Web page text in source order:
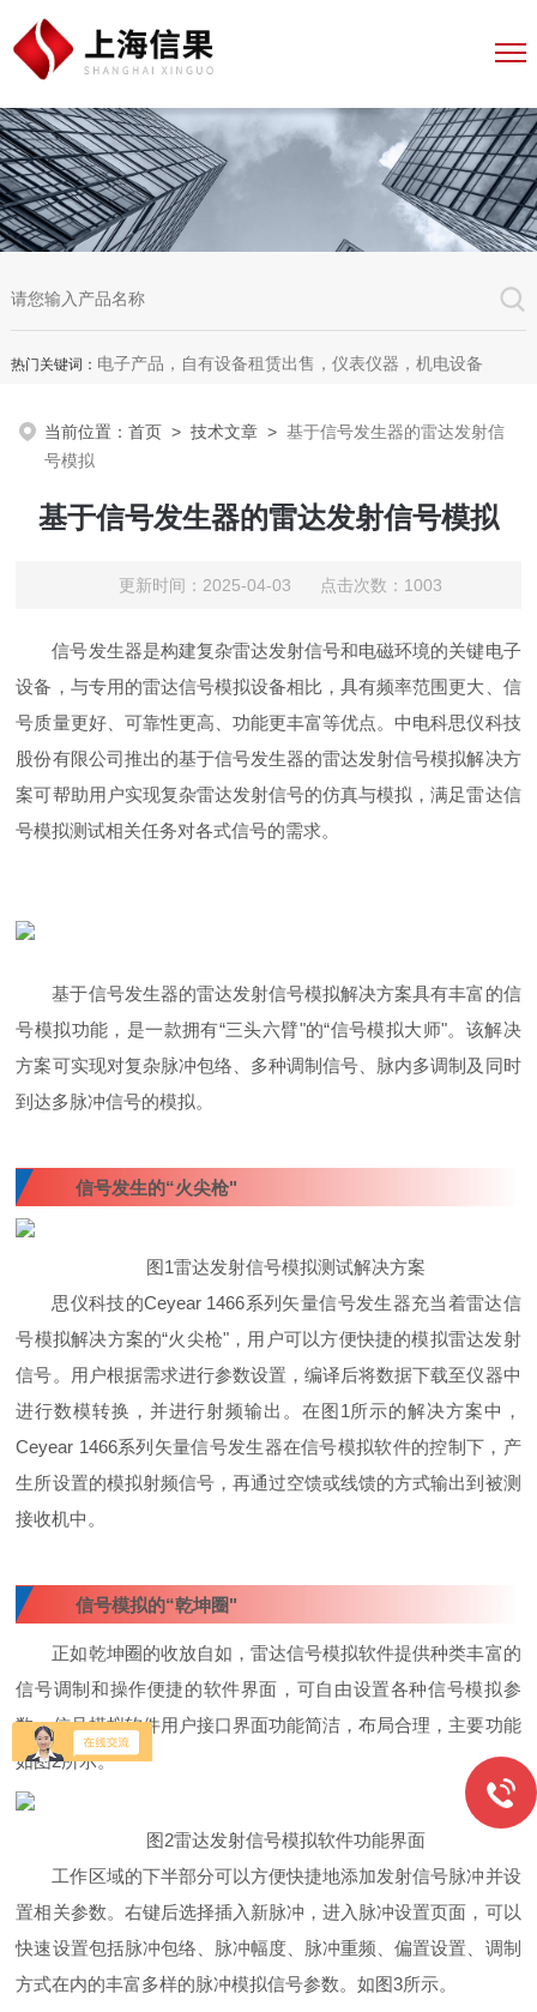
热门关键词： 电子产品，自有设备租赁出售，仪表仪器，机电设备
当前位置：首页 >技术文章 >基于信号发生器的雷达发射信
号模拟
基于信号发生器的雷达发射信号模拟
更新时间：2025-04-03 点击次数：1003
信号发生器是构建复杂雷达发射信号和电磁环境的关键电子
设备，与专用的雷达信号模拟设备相比，具有频率范围更大、信
号质量更好、可靠性更高、功能更丰富等优点。中电科思仪科技
股份有限公司推出的基于信号发生器的雷达发射信号模拟解决方
案可帮助用户实现复杂雷达发射信号的仿真与模拟，满足雷达信
号模拟测试相关任务对各式信号的需求。
基于信号发生器的雷达发射信号模拟解决方案具有丰富的信
号模拟功能，是一款拥有“三头六臂"的“信号模拟大师"。该解决
方案可实现对复杂脉冲包络、多种调制信号、脉内多调制及同时
到达多脉冲信号的模拟。
信号发生的“火尖枪"
图1雷达发射信号模拟测试解决方案
思仪科技的Ceyear 1466系列矢量信号发生器充当着雷达信
号模拟解决方案的“火尖枪"，用户可以方便快捷的模拟雷达发射
信号。用户根据需求进行参数设置，编译后将数据下载至仪器中
进行数模转换，并进行射频输出。在图1所示的解决方案中，
Ceyear 1466系列矢量信号发生器在信号模拟软件的控制下，产
生所设置的模拟射频信号，再通过空馈或线馈的方式输出到被测
接收机中。
信号模拟的“乾坤圈"
正如乾坤圈的收放自如，雷达信号模拟软件提供种类丰富的
信号调制 和操作便捷的软件界面，可自由设置各种信号模拟参
数。信号模拟软件用户接口界面功能简洁，布局合理，主要功能
如图2所示。
图2雷达发射信号模拟软件功能界面
工作区域的下半部分可以方便快捷地添加发射信号脉冲并设
置相关参数。右键后选择插入新脉冲，进入脉冲设置页面，可以
快速设置包括脉冲包络、脉冲幅度、脉冲重频、偏置设置、调制
方式在内的丰富多样的脉冲模拟信号参数。如图3所示。